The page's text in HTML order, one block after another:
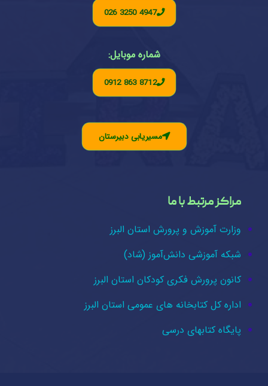
026 3250 4947
شماره موبایل:
0912 863 8712
مسیریابی دبیرستان
مراکز مرتبط با ما
وزارت آموزش و پرورش استان البرز
شبکه آموزشی دانش‌آموز (شاد)
کانون پرورش فکری کودکان استان البرز
اداره کل کتابخانه های عمومی استان البرز
پایگاه کتابهای درسی